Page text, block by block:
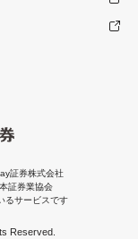
証券株式会社
証券業協会
るサービスです
Reserved.